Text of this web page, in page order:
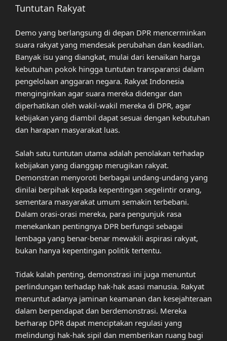
Tuntutan Rakyat
Demo yang berlangsung di depan DPR mencerminkan
suara rakyat yang mendesak perubahan dan keadilan.
Banyak isu yang diangkat, mulai dari kenaikan harga
kebutuhan pokok hingga tuntutan transparansi dalam
pengelolaan anggaran negara. Rakyat Indonesia
menginginkan agar suara mereka didengar dan
diperhatikan oleh wakil-wakil mereka di DPR, agar
kebijakan yang diambil dapat sesuai dengan kebutuhan
dan harapan masyarakat luas.
Salah satu tuntutan utama adalah penolakan terhadap
kebijakan yang dianggap merugikan rakyat.
Demonstran menyoroti berbagai undang-undang yang
dinilai berpihak kepada kepentingan segelintir orang,
sementara masyarakat umum semakin terbebani.
Dalam orasi-orasi mereka, para pengunjuk rasa
menekankan pentingnya DPR berfungsi sebagai
lembaga yang benar-benar mewakili aspirasi rakyat,
bukan hanya kepentingan politik tertentu.
Tidak kalah penting, demonstrasi ini juga menuntut
perlindungan terhadap hak-hak asasi manusia. Rakyat
menuntut adanya jaminan keamanan dan kesejahteraan
dalam berpendapat dan berdemonstrasi. Mereka
berharap DPR dapat menciptakan regulasi yang
melindungi hak-hak sipil dan memberikan ruang bagi